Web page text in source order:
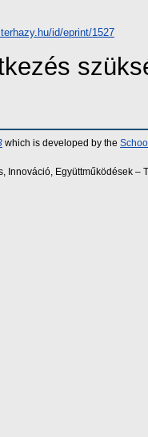
id/eprint/1527
which is developed by the
Innováció, Együttműködések